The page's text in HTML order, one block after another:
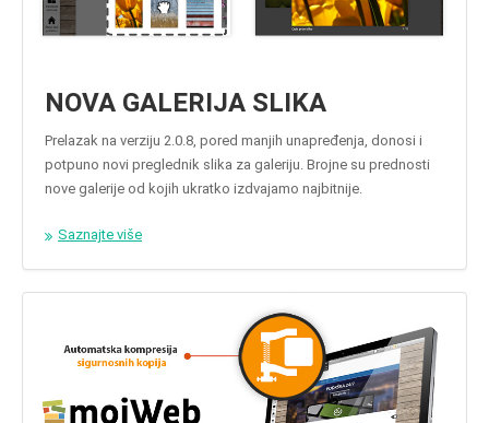
NOVA GALERIJA SLIKA
Prelazak na verziju 2.0.8, pored manjih unapređenja, donosi i
potpuno novi preglednik slika za galeriju. Brojne su prednosti
nove galerije od kojih ukratko izdvajamo najbitnije.
Saznajte više